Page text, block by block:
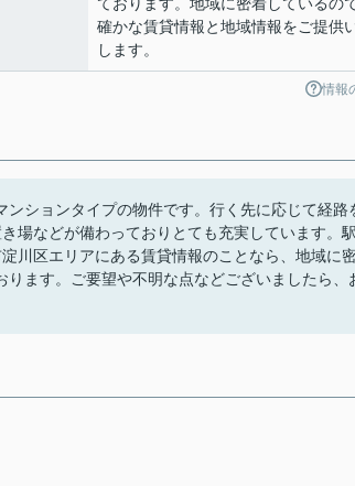
確かな賃貸情報と地域情報をご提供
します。
情報
ションタイプの物件です。行く先に応じて経路
場などが備わっておりとても充実しています。
川区エリアにある賃貸情報のことなら、地域に
ます。ご要望や不明な点などございましたら、